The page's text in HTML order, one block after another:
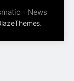
- News
.